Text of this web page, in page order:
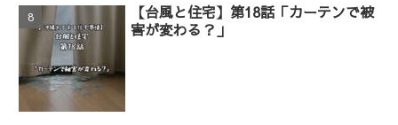
【台風と住宅】第18話「カーテンで被
害が変わる？」